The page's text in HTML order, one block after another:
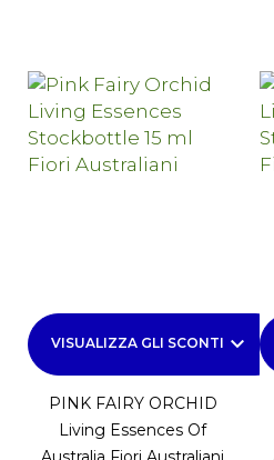
VISUALIZZA GLI SCONTI keyboard_arrow_down
PINK FAIRY ORCHID
Living Essences Of